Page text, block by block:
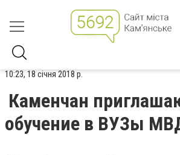
10:23, 18 січня 2018 р.
Каменчан
обучение в ВУЗы